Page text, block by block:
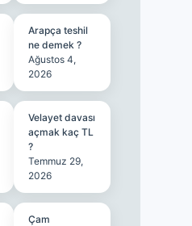
Arapça teshil
ne demek ?
Ağustos 4,
2026
Velayet davası
açmak kaç TL
?
Temmuz 29,
2026
Çam